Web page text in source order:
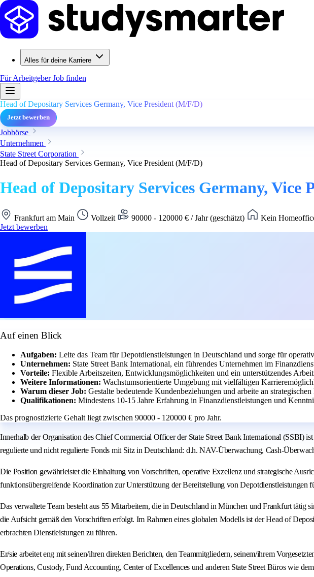
Alles für deine Karriere
Für ArbeitgeberJob finden
Head of Depositary Services Germany, Vice President (M/F/D)
Jetzt bewerben
Jobbörse
Unternehmen
State Street Corporation
Head of Depositary Services Germany, Vice President (M/F/D)
Head of Depositary Services Germany, Vice
Frankfurt am Main Vollzeit 90000 - 120000 € / Jahr (geschätzt)
Kein
Jetzt bewerben
Auf einen Blick
Aufgaben: Leite das Team für Depotdienstleistungen in Deutschland und sorge für
Unternehmen: State Street Bank International, ein führendes Unternehmen im
Vorteile: Flexible Arbeitszeiten, Entwicklungsmöglichkeiten und ein unterstützendes
Weitere Informationen: Wachstumsorientierte Umgebung mit vielfältigen
Warum dieser Job: Gestalte bedeutende Kundenbeziehungen und arbeite an
Qualifikationen: Mindestens 10-15 Jahre Erfahrung in Finanzdienstleistungen und
Das prognostizierte Gehalt liegt zwischen 90000 - 120000 € pro Jahr.
Innerhalb der Organisation des Chief Commercial Officer der State Street Bank International (SSBI)
regulierte und nicht regulierte Fonds mit Sitz in Deutschland: d.h. NAV-Überwachung, Cash-
Die Position gewährleistet die Einhaltung von Vorschriften, operative Exzellenz und strategische
funktionsübergreifende Koordination zur Unterstützung der Bereitstellung von Depotdienstleistungen
Das verwaltete Team besteht aus 55 Mitarbeitern, die in Deutschland in München und Frankfurt
die Aufsicht gemäß den Vorschriften erfolgt. Im Rahmen eines globalen Modells ist der Head of
erbrachten Dienstleistungen zu führen.
Er/sie arbeitet eng mit seinen/ihren direkten Berichten, den Teammitgliedern, seinem/ihrem
Operations, Custody, Fund Accounting, Center of Excellences und anderen State Street Büros wie